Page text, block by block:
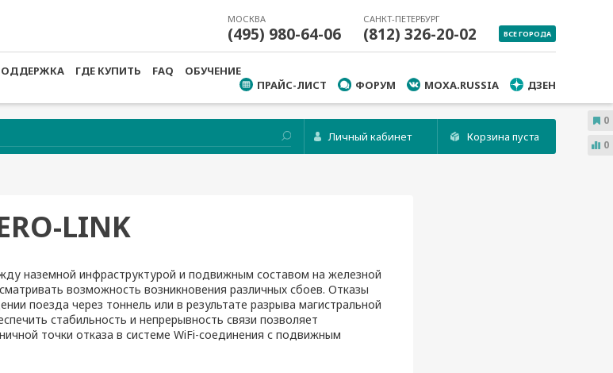
МОСКВА
(495) 980-64-06
САНКТ-ПЕТЕРБУРГ
(812) 326-20-02 ВСЕ ГОРОДА
ГДЕ КУПИТЬ FAQ
ОБУЧЕНИЕ
ПРАЙС-ЛИСТ
ФОРУМ MOXA.RUSSIA ДЗЕН
Личный кабинет Корзина пуста
LINK
наземной инфраструктурой и подвижным составом на железной
возможность возникновения различных сбоев. Отказы
поезда через тоннель или в результате разрыва магистральной
стабильность и непрерывность связи позволяет
точки отказа в системе WiFi-соединения с подвижным
0
0